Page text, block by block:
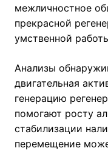
межличностное
прекрасной
умственной
Анализы
двигательная
генерацию
помогают росту
стабилизации
перемещение